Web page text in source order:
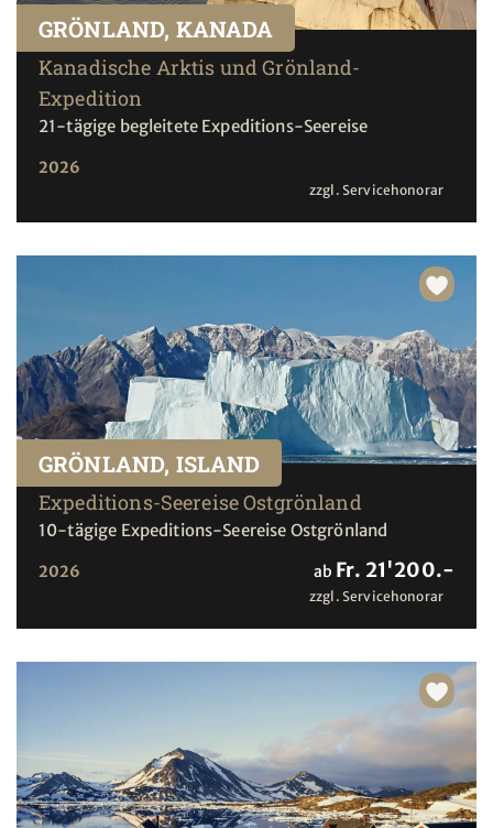
GRÖNLAND, KANADA
Kanadische Arktis und Grönland-
Expedition
21-tägige begleitete Expeditions-Seereise
2026
zzgl. Servicehonorar
GRÖNLAND, ISLAND
Expeditions-Seereise Ostgrönland
10-tägige Expeditions-Seereise Ostgrönland
2026 ab Fr. 21'200.-
zzgl. Servicehonorar